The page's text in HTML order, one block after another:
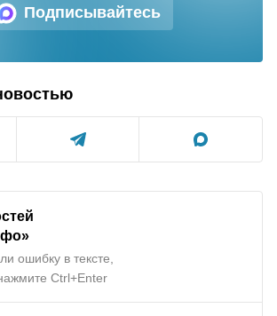
Подписывайтесь
ошибку в тексте,
Ctrl+Enter